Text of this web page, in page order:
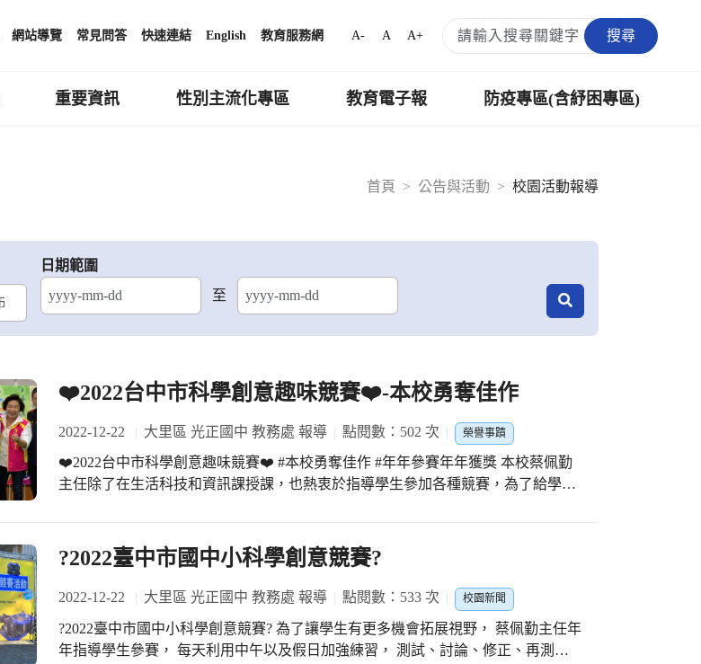
網站導覽 常見問答 快速連結 English 教育服務網 A- A A+ 搜尋
重要資訊 性別主流化專區 教育電子報 防疫專區(含紓困專區)
首頁
公告與活動 校園活動報導
日期範圍
至
結束日期
❤️2022台中市科學創意趣味競賽❤️-本校勇奪佳作
2022-12-22 大里區 光正國中 教務處 報導 點閱數：502 次 榮譽事蹟
❤️2022台中市科學創意趣味競賽❤️ #本校勇奪佳作 #年年參賽年年獲獎 本校蔡佩勤
主任除了在生活科技和資訊課授課，也熱衷於指導學生參加各種競賽，為了給學生
輸入尋跡車之後，經過不斷地練習和￼校正，克服比賽所發生的臨時狀況，微調程式
後才能得到最佳的軌跡￼，上場比賽才可以獲得最佳秒數，每一步的訓練都不容易
呀！ ￼恭喜704吳承翰、803周育靚、808洪天擎和吳玟諺今年勇奪佳作，感謝指導老
師蔡佩勤主任，也感謝原班導師林嘉瑩、詹秀梅和賴湜雲三位老師的支持。 光正國
中會給孩子不同的舞台，鼓勵孩子朝向自己的興趣發展，因為在我們的眼中，每位
孩子都是獨一無二的亮眼鑽石。 #感謝祥宜校長到場幫選手加油打氣 #光正國中 #科
?️2022臺中市國中小科學創意競賽?️
2022-12-22 大里區 光正國中 教務處 報導 點閱數：533 次 校園新聞
?️2022臺中市國中小科學創意競賽?️ 為了讓學生有更多機會拓展視野， 蔡佩勤主任年
年指導學生參賽， 每天利用中午以及假日加強練習， 測試、討論、修正、再測